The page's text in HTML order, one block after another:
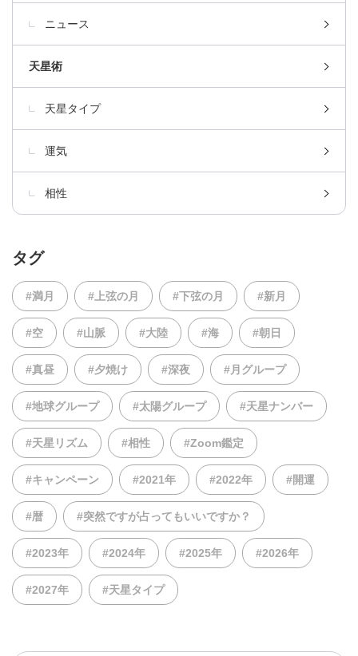
ニュース
天星術
天星タイプ
運気
相性
タグ
#満月 #上弦の月 #下弦の月 #新月
#空 #山脈 #大陸 #海 #朝日
#真昼 #夕焼け #深夜 #月グループ
#地球グループ #太陽グループ #天星ナンバー
#天星リズム #相性 #Zoom鑑定
#キャンペーン #2021年 #2022年 #開運
#暦 #突然ですが占ってもいいですか？
#2023年 #2024年 #2025年 #2026年
#2027年 #天星タイプ